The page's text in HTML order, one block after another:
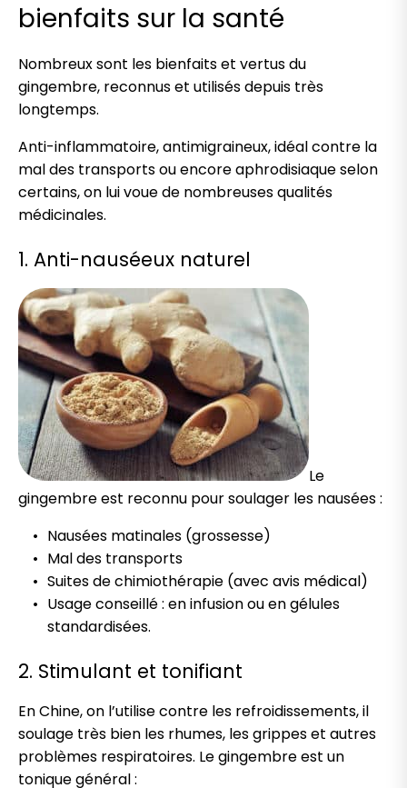
bienfaits sur la santé
Nombreux sont les bienfaits et vertus du
gingembre, reconnus et utilisés depuis très
longtemps.
Anti-inflammatoire, antimigraineux, idéal contre la
mal des transports ou encore aphrodisiaque selon
certains, on lui voue de nombreuses qualités
médicinales.
1. Anti-nauséeux naturel
Le
gingembre est reconnu pour soulager les nausées :
Nausées matinales (grossesse)
Mal des transports
Suites de chimiothérapie (avec avis médical)
Usage conseillé : en infusion ou en gélules
standardisées.
2. Stimulant et tonifiant
En Chine, on l’utilise contre les refroidissements, il
soulage très bien les rhumes, les grippes et autres
problèmes respiratoires. Le gingembre est un
tonique général :